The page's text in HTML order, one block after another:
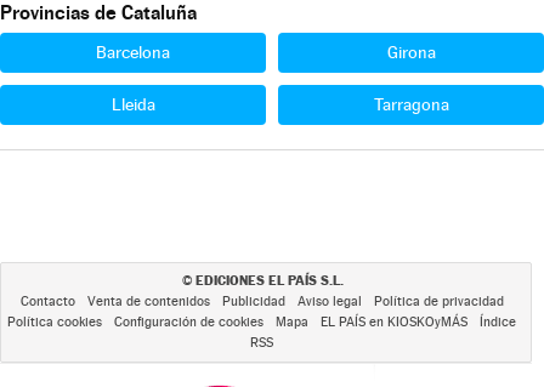
Provincias de Cataluña
Barcelona Girona
Lleida Tarragona
© EDICIONES EL PAÍS S.L.
Contacto Venta de contenidos Publicidad Aviso legal
Política de privacidad
Política cookies
Configuración de cookies Mapa EL PAÍS en KIOSKOyMÁS
Índice
RSS